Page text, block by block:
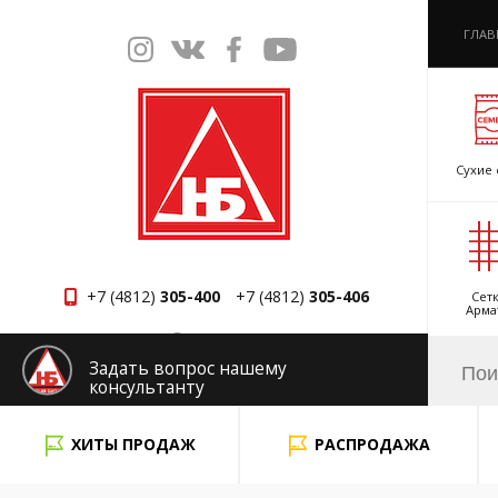
+7 (4812) 305-400 +7 (4812) 305-406
Смоленск
Сухие
Задать вопрос нашему
консультанту
ХИТЫ ПРОДАЖ
РАСПРОДАЖА